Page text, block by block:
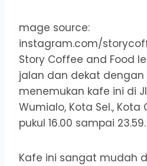
mage source:
instagram.com/
Story Coffee and Food
jalan dan dekat dengan
menemukan kafe ini di
Wumialo, Kota Sel.,
pukul 16.00 sampai 23.59.
Kafe ini sangat mudah